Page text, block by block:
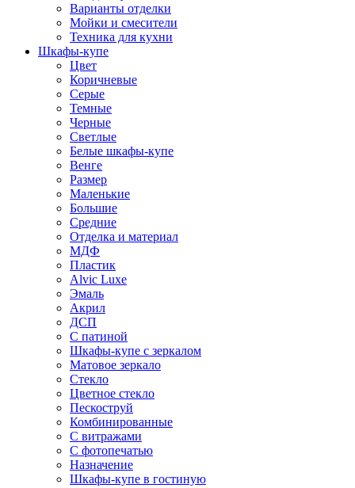
Варианты отделки
Мойки и смесители
Техника для кухни
Шкафы-купе
Цвет
Коричневые
Серые
Темные
Черные
Светлые
Белые шкафы-купе
Венге
Размер
Маленькие
Большие
Средние
Отделка и материал
МДФ
Пластик
Alvic Luxe
Эмаль
Акрил
ДСП
С патиной
Шкафы-купе с зеркалом
Матовое зеркало
Стекло
Цветное стекло
Пескоструй
Комбинированные
С витражами
С фотопечатью
Назначение
Шкафы-купе в гостиную